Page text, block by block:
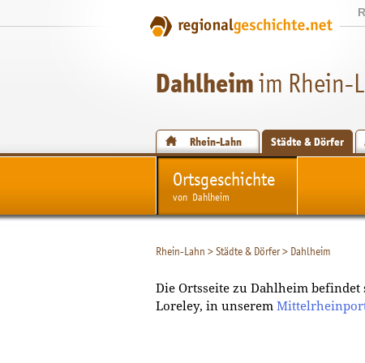
Dahlheimim Rhein-
Rhein-Lahn Städte & Dörfer
Ortsgeschichte
von Dahlheim
Rhein-Lahn >Städte & Dörfer> Dahlheim
Die Ortsseite zu Dahlheim
Loreley, in unserem